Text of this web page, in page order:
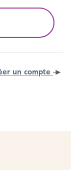
un compte